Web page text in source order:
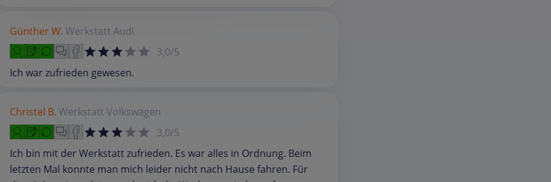
Günther W. Werkstatt Audi
3,0/5
Ich war zufrieden gewesen.
Christel B. Werkstatt Volkswagen
3,0/5
Ich bin mit der Werkstatt zufrieden. Es war alles in Ordnung. Beim
letzten Mal konnte man mich leider nicht nach Hause fahren. Für